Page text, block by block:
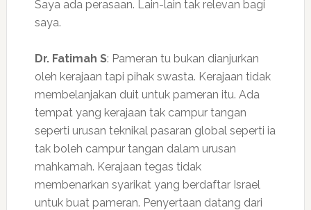
Saya ada perasaan. Lain-lain tak relevan bagi
saya.
Dr. Fatimah S: Pameran tu bukan dianjurkan
oleh kerajaan tapi pihak swasta. Kerajaan tidak
membelanjakan duit untuk pameran itu. Ada
tempat yang kerajaan tak campur tangan
seperti urusan teknikal pasaran global seperti ia
tak boleh campur tangan dalam urusan
mahkamah. Kerajaan tegas tidak
membenarkan syarikat yang berdaftar Israel
untuk buat pameran. Penyertaan datang dari